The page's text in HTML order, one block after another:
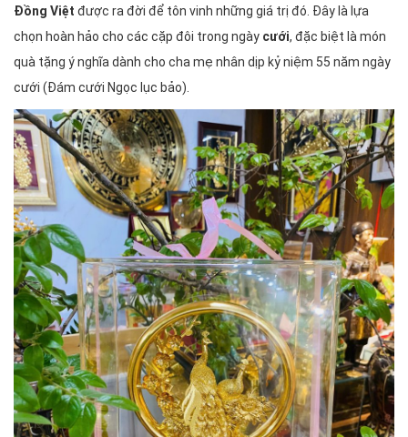
Đồng Việt được ra đời để tôn vinh những giá trị đó. Đây là lựa
chọn hoàn hảo cho các cặp đôi trong ngày cưới, đặc biệt là món
quà tặng ý nghĩa dành cho cha mẹ nhân dịp kỷ niệm 55 năm ngày
cưới (Đám cưới Ngọc lục bảo).